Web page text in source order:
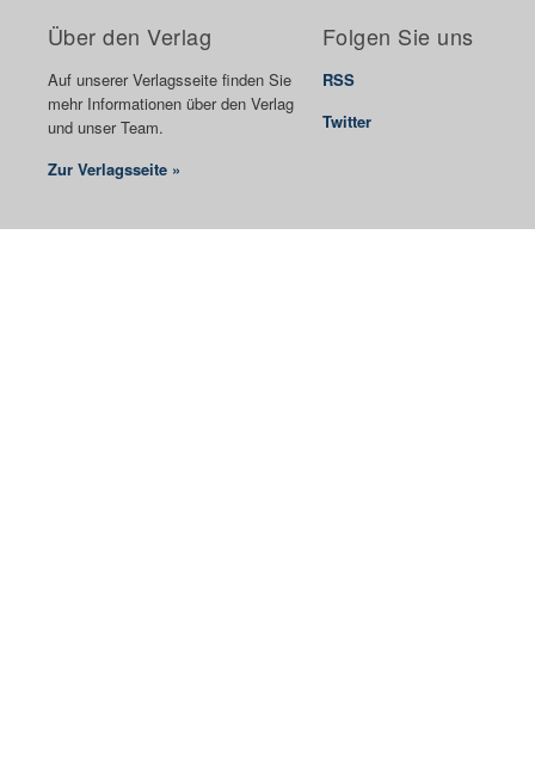
Über den Verlag
Auf unserer Verlagsseite finden Sie
mehr Informationen über den Verlag
und unser Team.
Zur Verlagsseite »
Folgen Sie uns
RSS
Twitter